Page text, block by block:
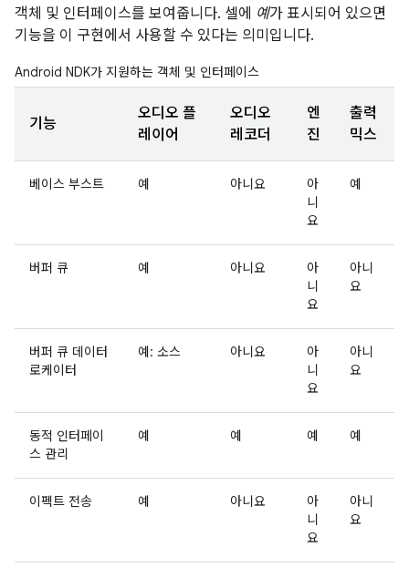
객체 및 인터페이스를 보여줍니다. 셀에 예가 표시되어 있으면
기능을 이 구현에서 사용할 수 있다는 의미입니다.
Android NDK가 지원하는 객체 및 인터페이스
기능
오디오 플
레이어
오디오
레코더
엔
진
출력
믹스
베이스 부스트 예 아니요
아
니
요
예
버퍼 큐 예 아니요
아
니
요
아니
요
버퍼 큐 데이터
로케이터
예: 소스 아니요
아
니
요
아니
요
동적 인터페이
스 관리
예 예 예 예
이펙트 전송 예 아니요
아
니
요
아니
요